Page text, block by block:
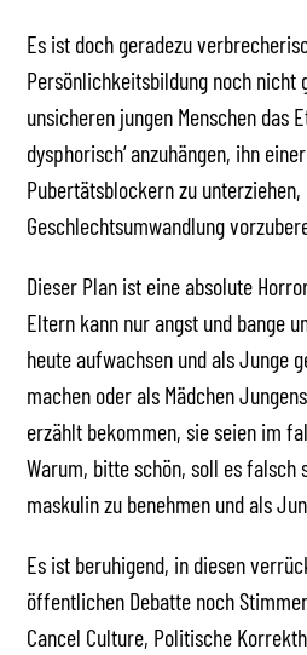
Es ist doch geradezu
Persönlichkeitsbildung noch nicht
unsicheren jungen Menschen das
dysphorisch‘ anzuhängen, ihn
Pubertätsblockern zu
Geschlechtsumwandlung
Dieser Plan ist eine absolute
Eltern kann nur angst und bange
heute aufwachsen und als Junge
machen oder als Mädchen
erzählt bekommen, sie seien im
Warum, bitte schön, soll es falsch
maskulin zu benehmen und als
Es ist beruhigend, in diesen
öffentlichen Debatte noch
Cancel Culture, Politische